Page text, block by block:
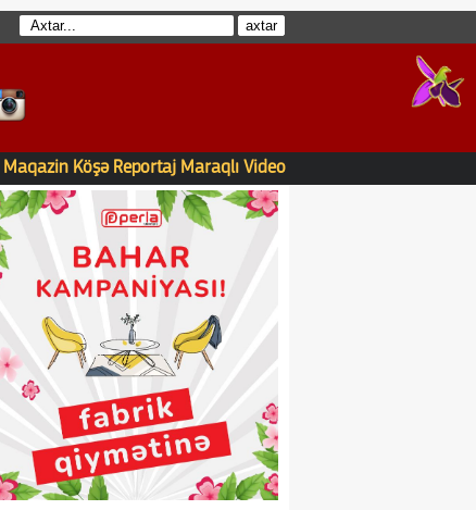
Maqazin Köşə Reportaj Maraqlı Video